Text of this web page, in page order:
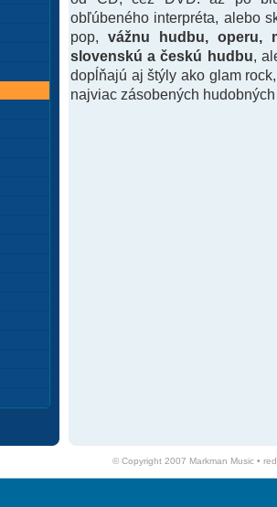
obľúbeného interpréta, alebo
pop, vážnu hudbu, operu,
slovenskú a českú hudbu ,
dopĺňajú aj štýly ako glam
najviac zásobených
© Copyright 2007 Markman Music •